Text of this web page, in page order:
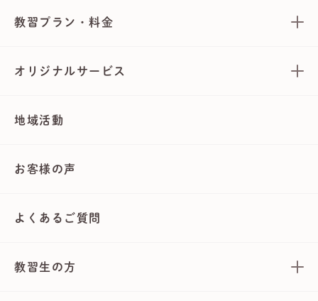
教習プラン・料金
オリジナルサービス
地域活動
お客様の声
よくあるご質問
教習生の方